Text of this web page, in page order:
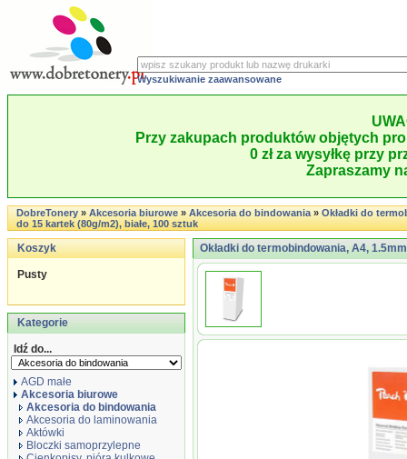
Wyszukiwanie zaawansowane
Przy zakupach produktów objętych
0 zł za wysyłkę przy
Zapraszamy
DobreTonery»Akcesoria biurowe»Akcesoria do bindowania»Okładki do
do 15 kartek (80g/m2), białe, 100 sztuk
Koszyk
Pusty
Kategorie
Idź do...
AGD małe
Akcesoria biurowe
Akcesoria do bindowania
Akcesoria do laminowania
Aktówki
Bloczki samoprzylepne
Okładki do termobindowania, A4,